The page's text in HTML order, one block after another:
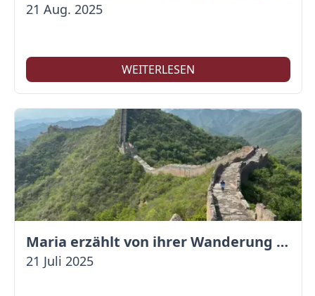
21 Aug. 2025
WEITERLESEN
Maria erzählt von ihrer Wanderung auf der Großen Mauer
21 Juli 2025